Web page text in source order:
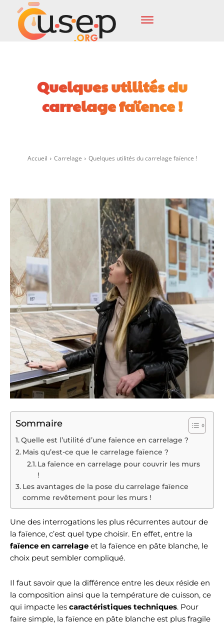
Quelques utilités du
carrelage faïence !
Accueil Carrelage Quelques utilités du carrelage faïence !
Sommaire
Quelle est l’utilité d’une faïence en carrelage ?
Mais qu’est-ce que le carrelage faïence ?
La faïence en carrelage pour couvrir les murs
!
Les avantages de la pose du carrelage faïence
comme revêtement pour les murs !
Une des interrogations les plus récurrentes autour de
la faïence, c’est quel type choisir. En effet, entre la
faïence en carrelage et la faïence en pâte blanche, le
choix peut sembler compliqué.
Il faut savoir que la différence entre les deux réside en
la composition ainsi que la température de cuisson, ce
qui impacte les caractéristiques techniques. Pour
faire simple, la faïence en pâte blanche est plus fragile